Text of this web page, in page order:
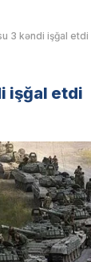
3 kəndi işğal etdi
işğal etdi